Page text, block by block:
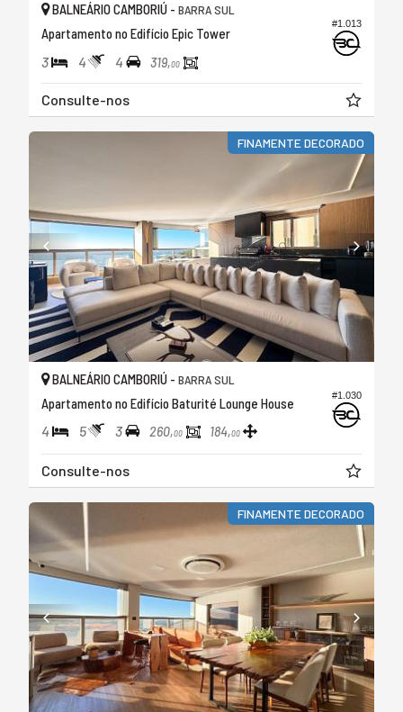
#1.013
BALNEÁRIO CAMBORIÚ - BARRA SUL
Apartamento no Edifício Epic Tower
3 4 4 319,00
Consulte-nos
FINAMENTE DECORADO
#1.030
BALNEÁRIO CAMBORIÚ - BARRA SUL
Apartamento no Edifício Baturité Lounge House
4 5 3 260,00 184,00
Consulte-nos
FINAMENTE DECORADO